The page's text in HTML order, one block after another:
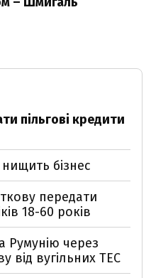
пільгові кредити
бізнес
передати
18-60 років
Румунію через
від вугільних ТЕС